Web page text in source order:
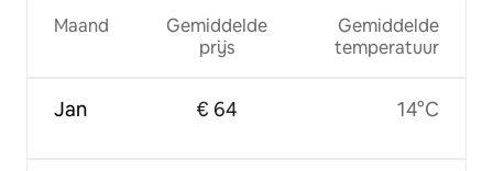
Maand
Jan
Gemiddelde
prijs
€ 64
Gemiddelde
temperatuur
14°C